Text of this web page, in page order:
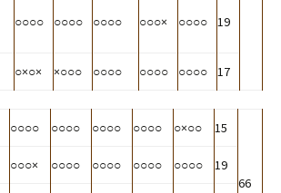
○○○○ ○○○○ ○○○○ ○○○× ○○○○ 19
○×○× ×○○○ ○○○○ ○○○○ ○○○○ 17
○○○○ ○○○○ ○○○○ ○○○○ ○×○○ 15
66
○○○× ○○○○ ○○○○ ○○○○ ○○○○ 19